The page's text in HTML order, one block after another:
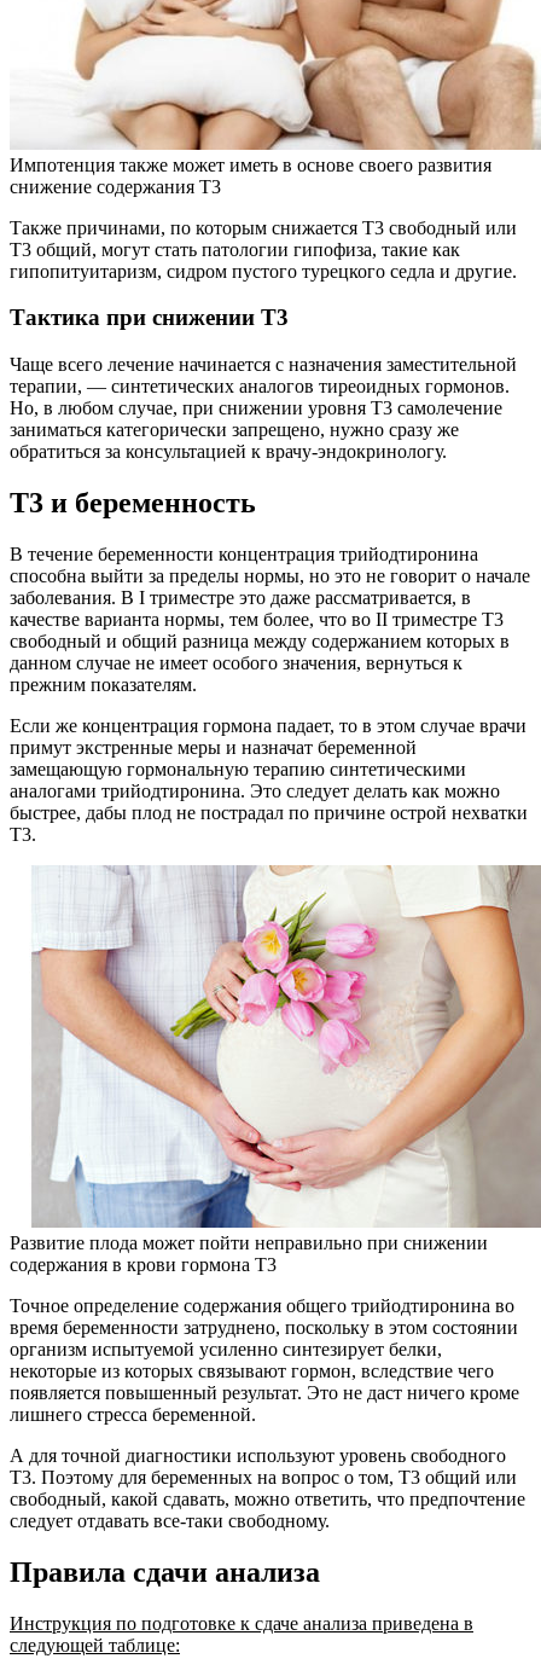
Импотенция также может иметь в основе своего развития
снижение содержания Т3
Также причинами, по которым снижается Т3 свободный или
Т3 общий, могут стать патологии гипофиза, такие как
гипопитуитаризм, сидром пустого турецкого седла и другие.
Тактика при снижении Т3
Чаще всего лечение начинается с назначения заместительной
терапии, — синтетических аналогов тиреоидных гормонов.
Но, в любом случае, при снижении уровня Т3 самолечение
заниматься категорически запрещено, нужно сразу же
обратиться за консультацией к врачу-эндокринологу.
Т3 и беременность
В течение беременности концентрация трийодтиронина
способна выйти за пределы нормы, но это не говорит о начале
заболевания. В I триместре это даже рассматривается, в
качестве варианта нормы, тем более, что во II триместре Т3
свободный и общий разница между содержанием которых в
данном случае не имеет особого значения, вернуться к
прежним показателям.
Если же концентрация гормона падает, то в этом случае врачи
примут экстренные меры и назначат беременной
замещающую гормональную терапию синтетическими
аналогами трийодтиронина. Это следует делать как можно
быстрее, дабы плод не пострадал по причине острой нехватки
Т3.
Развитие плода может пойти неправильно при снижении
содержания в крови гормона Т3
Точное определение содержания общего трийодтиронина во
время беременности затруднено, поскольку в этом состоянии
организм испытуемой усиленно синтезирует белки,
некоторые из которых связывают гормон, вследствие чего
появляется повышенный результат. Это не даст ничего кроме
лишнего стресса беременной.
А для точной диагностики используют уровень свободного
Т3. Поэтому для беременных на вопрос о том, Т3 общий или
свободный, какой сдавать, можно ответить, что предпочтение
следует отдавать все-таки свободному.
Правила сдачи анализа
Инструкция по подготовке к сдаче анализа приведена в
следующей таблице: